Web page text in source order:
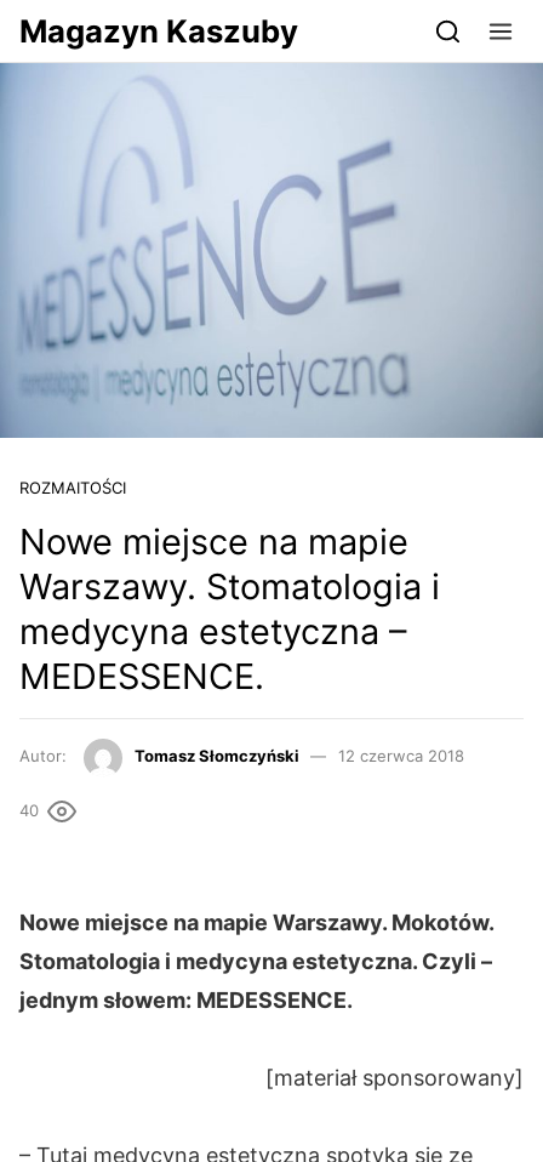
Przejdź do serwisu magazynkaszuby.pl
Magazyn Kaszuby
ROZMAITOŚCI
Nowe miejsce na mapie
Warszawy. Stomatologia i
medycyna estetyczna –
MEDESSENCE.
Autor: Tomasz Słomczyński 12 czerwca 2018
40
Nowe miejsce na mapie Warszawy. Mokotów.
Stomatologia i medycyna estetyczna. Czyli –
jednym słowem: MEDESSENCE.
[materiał sponsorowany]
– Tutaj medycyna estetyczna spotyka się ze